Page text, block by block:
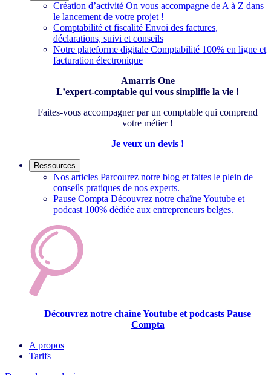
Création d’activité On vous accompagne de A à Z dans
le lancement de votre projet !
Comptabilité et fiscalité Envoi des factures,
déclarations, suivi et conseils
Notre plateforme digitale Comptabilité 100% en ligne et
facturation électronique
Amarris One
L’expert-comptable qui vous simplifie la vie !
Faites-vous accompagner par un comptable qui comprend
votre métier !
Je veux un devis !
Ressources
Nos articles Parcourez notre blog et faites le plein de
conseils pratiques de nos experts.
Pause Compta Découvrez notre chaîne Youtube et
podcast 100% dédiée aux entrepreneurs belges.
Découvrez notre chaîne Youtube et podcasts Pause
Compta
A propos
Tarifs